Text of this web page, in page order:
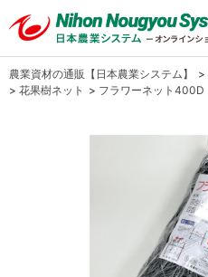
農業資材の通販【日本農業システム】 >
> 花果樹ネット > フラワーネット400D